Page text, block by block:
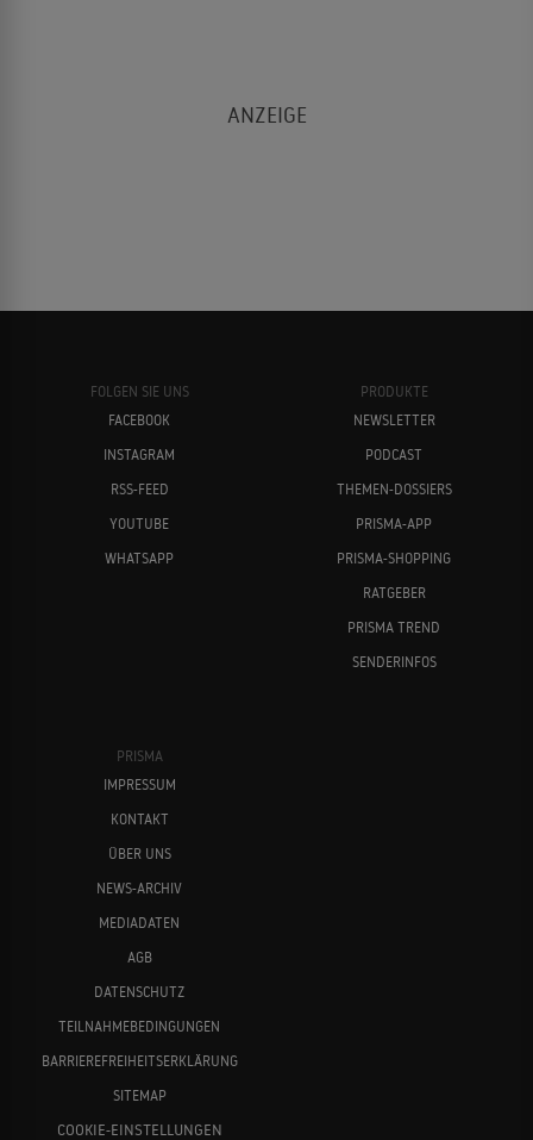
FOLGEN SIE UNS
FACEBOOK
INSTAGRAM
RSS-FEED
YOUTUBE
WHATSAPP
PRODUKTE
NEWSLETTER
PODCAST
THEMEN-DOSSIERS
PRISMA-APP
PRISMA-SHOPPING
RATGEBER
PRISMA TREND
SENDERINFOS
PRISMA
IMPRESSUM
KONTAKT
ÜBER UNS
NEWS-ARCHIV
MEDIADATEN
AGB
DATENSCHUTZ
TEILNAHMEBEDINGUNGEN
BARRIEREFREIHEITSERKLÄRUNG
SITEMAP
COOKIE-EINSTELLUNGEN